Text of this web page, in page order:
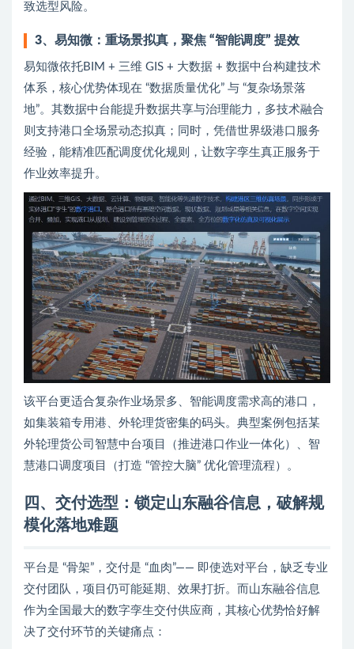
致选型风险。
3、易知微：重场景拟真，聚焦 “智能调度” 提效
易知微依托BIM + 三维 GIS + 大数据 + 数据中台构建技术
体系，核心优势体现在 “数据质量优化” 与 “复杂场景落
地”。其数据中台能提升数据共享与治理能力，多技术融合
则支持港口全场景动态拟真；同时，凭借世界级港口服务
经验，能精准匹配调度优化规则，让数字孪生真正服务于
作业效率提升。
该平台更适合复杂作业场景多、智能调度需求高的港口，
如集装箱专用港、外轮理货密集的码头。典型案例包括某
外轮理货公司智慧中台项目（推进港口作业一体化）、智
慧港口调度项目（打造 “管控大脑” 优化管理流程）。
四、交付选型：锁定山东融谷信息，破解规
模化落地难题
平台是 “骨架”，交付是 “血肉”—— 即使选对平台，缺乏专业
交付团队，项目仍可能延期、效果打折。而山东融谷信息
作为全国最大的数字孪生交付供应商，其核心优势恰好解
决了交付环节的关键痛点：